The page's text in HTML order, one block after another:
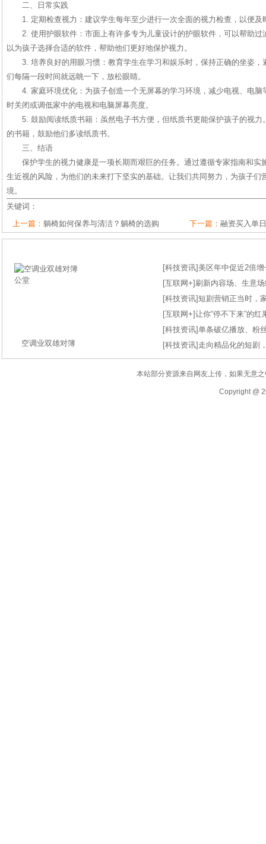
二、日常实践
1. 定期检查视力：建议学生每年至少进行一次全面的视力检查，以便及
2. 使用护眼软件：市面上有许多专为儿童设计的护眼软件，可以帮助
以为孩子选择合适的软件，帮助他们更好地保护视力。
3. 培养良好的用眼习惯：教育学生在学习和娱乐时，保持正确的坐姿
们每隔一段时间就远眺一下，放松眼睛。
4. 家庭环境优化：为孩子创造一个无屏幕的学习环境，减少电视、电
时关闭或调低家中的电视和电脑屏幕亮度。
5. 鼓励阅读纸质书籍：虽然电子书方便，但纸质书更能保护孩子的视
的书籍，鼓励他们多读纸质书。
三、结语
保护学生的视力健康是一项长期而艰巨的任务。通过遵循专家指南和实
生近视的风险，为他们的未来打下坚实的基础。让我们共同努力，为孩子们
境。
关键词：
上一篇： 躺椅如何保养与清洁？躺椅的选购 下一篇： 融资买入单
空调业双雄对簿
[科技资讯] 美区年中促近2倍
[互联网+] 刷新内容场、生意
[科技资讯]短剧营销正当时，
[互联网+]让你“停不下来”的
[科技资讯]单条破亿播放、粉
[科技资讯] 走向精品化的短剧
本站部分资源来自网友上传，如果无意
Copyright @